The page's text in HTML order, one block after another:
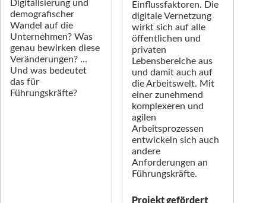
Digitalisierung und
demografischer
Wandel auf die
Unternehmen? Was
genau bewirken diese
Veränderungen? …
Und was bedeutet
das für
Führungskräfte?
Einflussfaktoren. Die
digitale Vernetzung
wirkt sich auf alle
öffentlichen und
privaten
Lebensbereiche aus
und damit auch auf
die Arbeitswelt. Mit
einer zunehmend
komplexeren und
agilen
Arbeitsprozessen
entwickeln sich auch
andere
Anforderungen an
Führungskräfte.
Projekt gefördert